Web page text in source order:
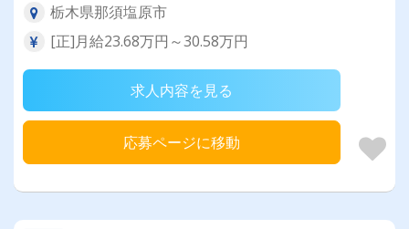
栃木県那須塩原市
[正]月給23.68万円～30.58万円
求人内容を見る
応募ページに移動